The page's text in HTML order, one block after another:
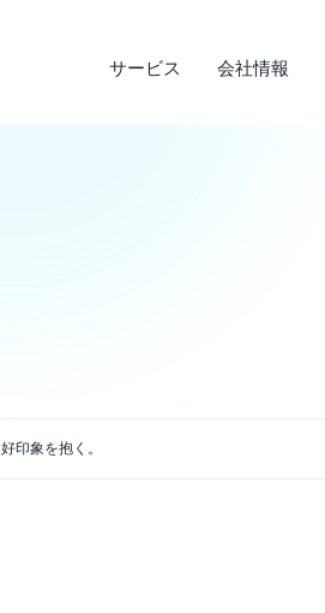
サービス 会社情報
四半期報告書・有価証券報告書
印象を抱く。